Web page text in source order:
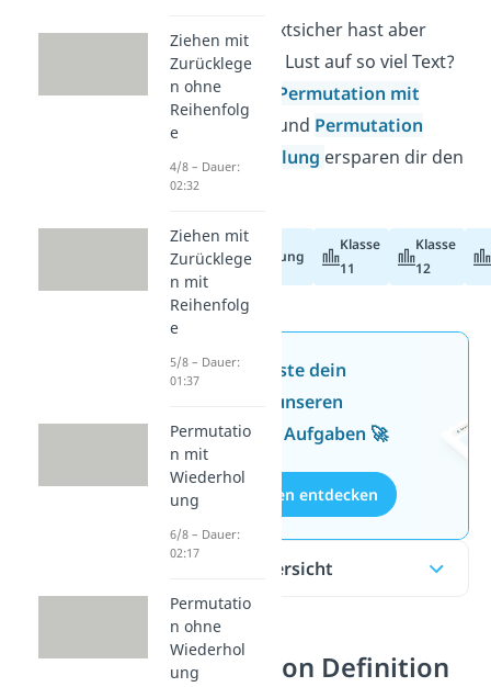
Du bist zwar textsicher hast aber
sicherlich keine Lust auf so viel Text?
Unsere Videos
Permutation mit
Wiederholung
und Permutation
ohne Wiederholung ersparen dir den
Leseaufwand!
Abiturvorbereitung
Klasse
11
Klasse
12
Jetzt neu: Teste dein
Wissen mit unseren
kostenlosen Aufgaben 🚀
Aufgaben entdecken
Inhaltsübersicht
Permutation Definition
Ziehen mit
Zurücklege
n ohne
Reihenfolg
e
4/8 – Dauer:
02:32
Ziehen mit
Zurücklege
n mit
Reihenfolg
e
5/8 – Dauer:
01:37
Permutatio
n mit
Wiederhol
ung
6/8 – Dauer:
02:17
Permutatio
n ohne
Wiederhol
ung